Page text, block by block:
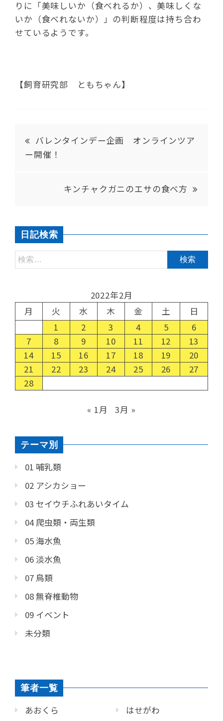
りに「美味しいか（食べれるか）、美味しくな
いか（食べれないか）」の判断程度は持ち合わ
せているようです。
【飼育研究部 ともちゃん】
バレンタインデー企画 オンラインツア
ー開催！
キンチャクガニのエサの食べ方
日記検索
2022年2月
月
火 水 木 金 土
日
1
2 3 4 5
6
7
8 9 10 11 12
13
14
15 16 17 18 19
20
21
22 23 24 25 26
27
28
« 1月 3月 »
テーマ別
01 哺乳類
02 アシカショー
03 セイウチふれあいタイム
04 爬虫類・両生類
05 海水魚
06 淡水魚
07 鳥類
08 無脊椎動物
09 イベント
未分類
筆者一覧
あおくら
はせがわ